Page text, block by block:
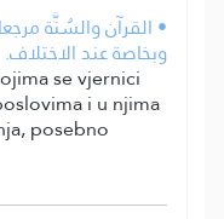
• القرآن والسُنَّة
وبخاصة عند الاختلاف.
se vjernici
i u njima
posebno